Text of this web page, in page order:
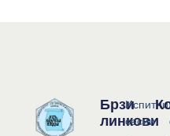
Брзи
линкови
Испитни
сесии